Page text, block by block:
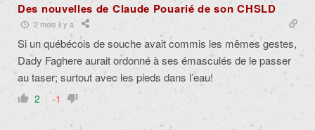
Des nouvelles de Claude Pouarié de son CHSLD
2 mois il y a
Si un québécois de souche avait commis les mêmes gestes,
Dady Faghere aurait ordonné à ses émasculés de le passer
au taser; surtout avec les pieds dans l’eau!
2 -1